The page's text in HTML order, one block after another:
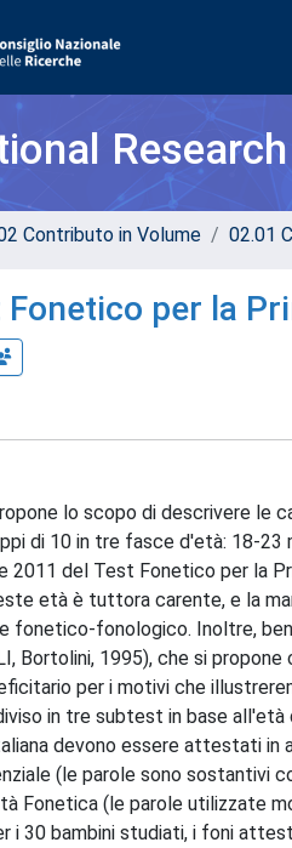
Contributo in Volume 02.01
per la
lo scopo di descrivere le
di 10 in tre fasce d'età: 18-
2011 del Test Fonetico per la
età è tuttora carente, e la
fonetico-fonologico. Inoltre,
Bortolini, 1995), che si
per i motivi che
in tre subtest in base
devono essere attestati
(le parole sono sostantivi
Fonetica (le parole utilizzate
i 30 bambini studiati, i foni